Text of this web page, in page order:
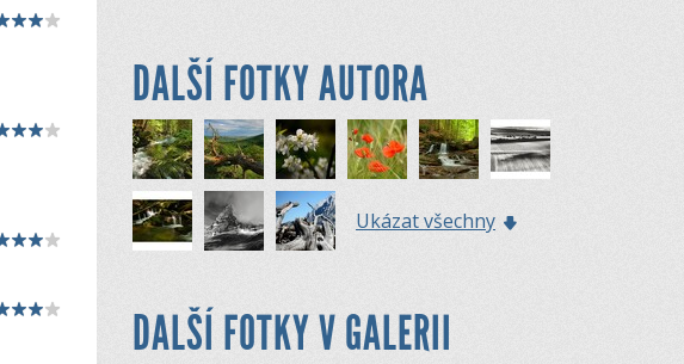
DALŠÍ FOTKY AUTORA
Ukázat všechny
DALŠÍ FOTKY V GALERII